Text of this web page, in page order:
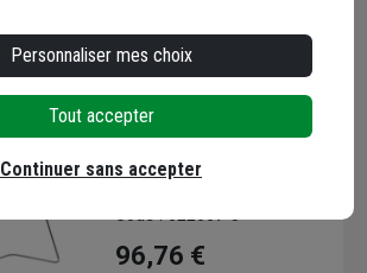
Panneau danger AK14
temporaire sur pieds -
Code : 522657-3
96,76 €
Personnaliser mes choix
Tout accepter
Continuer sans accepter